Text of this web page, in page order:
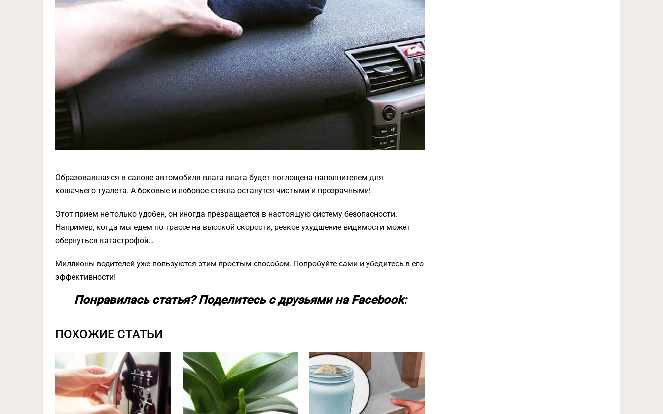
Образовавшаяся в салоне автомобиля влага влага будет поглощена наполнителем для
кошачьего туалета. А боковые и лобовое стекла останутся чистыми и прозрачными!
Этот прием не только удобен, он иногда превращается в настоящую систему безопасности.
Например, когда мы едем по трассе на высокой скорости, резкое ухудшение видимости может
обернуться катастрофой…
Миллионы водителей уже пользуются этим простым способом. Попробуйте сами и убедитесь в его
эффективности!
Понравилась статья? Поделитесь с друзьями на Facebook:
ПОХОЖИЕ СТАТЬИ